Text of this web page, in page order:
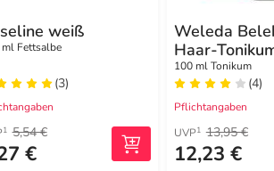
weiß
Fettsalbe
(3)
1 5,54 €
€
Weleda
Haar-
100 ml Tonikum
(4)
Pflichtangaben
UVP1 13,95 €
12,23 €